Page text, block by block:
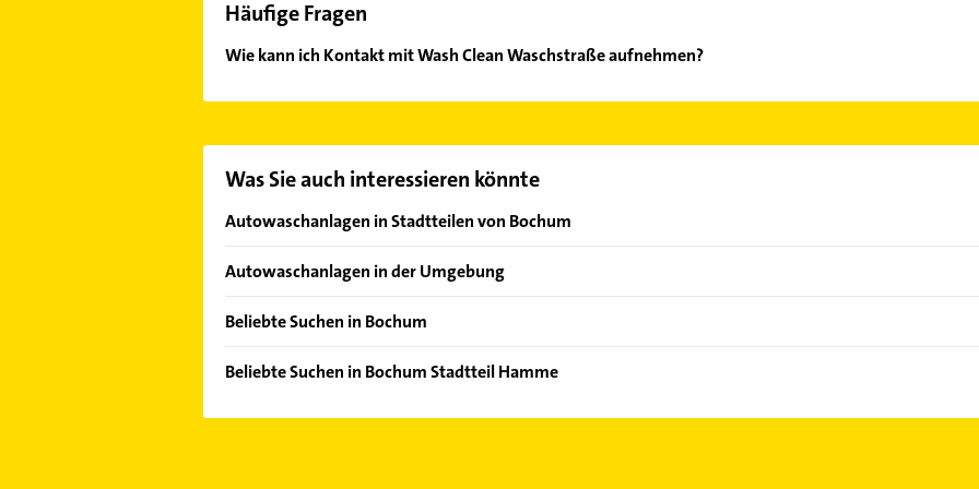
Häufige Fragen
Wie kann ich Kontakt mit Wash Clean Waschstraße aufnehmen?
Was Sie auch interessieren könnte
Autowaschanlagen in Stadtteilen von Bochum
Hofstede
Autowaschanlagen in der Umgebung
Herne
Castrop-Rauxel
Beliebte Suchen in Bochum
Phoniatrie
Schreiner
Beliebte Suchen in Bochum Stadtteil Hamme